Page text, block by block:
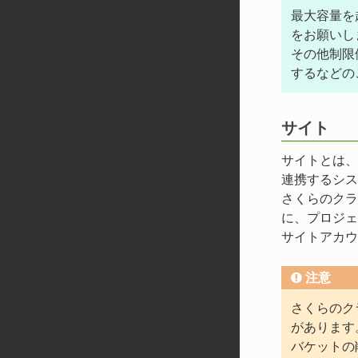
最大容量
をお願い
その他制
するなど
サイト
サイトとは
連携するシ
さくらのク
に、プロジ
サイトアカ
注意
さくらの
があります
バケット